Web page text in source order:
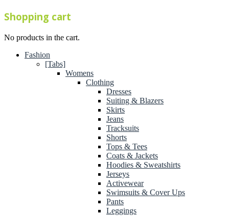
Shopping cart
No products in the cart.
Fashion
[Tabs]
Womens
Clothing
Dresses
Suiting & Blazers
Skirts
Jeans
Tracksuits
Shorts
Tops & Tees
Coats & Jackets
Hoodies & Sweatshirts
Jerseys
Activewear
Swimsuits & Cover Ups
Pants
Leggings